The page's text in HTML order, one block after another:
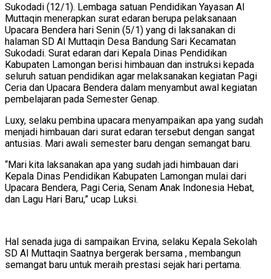
Sukodadi (12/1). Lembaga satuan Pendidikan Yayasan Al
Muttaqin menerapkan surat edaran berupa pelaksanaan
Upacara Bendera hari Senin (5/1) yang di laksanakan di
halaman SD Al Muttaqin Desa Bandung Sari Kecamatan
Sukodadi. Surat edaran dari Kepala Dinas Pendidikan
Kabupaten Lamongan berisi himbauan dan instruksi kepada
seluruh satuan pendidikan agar melaksanakan kegiatan Pagi
Ceria dan Upacara Bendera dalam menyambut awal kegiatan
pembelajaran pada Semester Genap.
Luxy, selaku pembina upacara menyampaikan apa yang sudah
menjadi himbauan dari surat edaran tersebut dengan sangat
antusias. Mari awali semester baru dengan semangat baru.
“Mari kita laksanakan apa yang sudah jadi himbauan dari
Kepala Dinas Pendidikan Kabupaten Lamongan mulai dari
Upacara Bendera, Pagi Ceria, Senam Anak Indonesia Hebat,
dan Lagu Hari Baru,” ucap Luksi.
Hal senada juga di sampaikan Ervina, selaku Kepala Sekolah
SD Al Muttaqin Saatnya bergerak bersama , membangun
semangat baru untuk meraih prestasi sejak hari pertama.